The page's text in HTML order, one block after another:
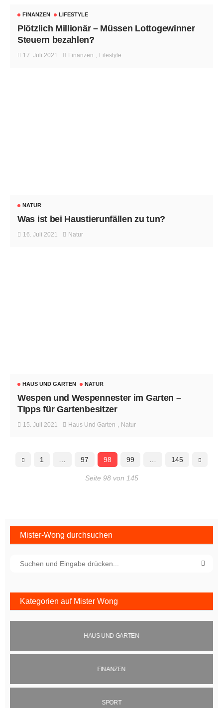
FINANZEN LIFESTYLE
Plötzlich Millionär – Müssen Lottogewinner
Steuern bezahlen?
17. Juli 2021 Finanzen Lifestyle
NATUR
Was ist bei Haustierunfällen zu tun?
16. Juli 2021 Natur
HAUS UND GARTEN NATUR
Wespen und Wespennester im Garten –
Tipps für Gartenbesitzer
15. Juli 2021 Haus Und Garten Natur
1 97 98 99 145
Seite 98 von 145
Mister-Wong durchsuchen
Kategorien auf Mister Wong
HAUS UND GARTEN
FINANZEN
SPORT